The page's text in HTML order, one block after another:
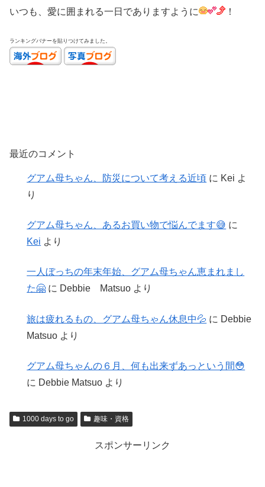
いつも、愛に囲まれる一日でありますように ！
ランキングバナーを貼りつけてみました。
最近のコメント
グアム母ちゃん、防災について考える近頃 に Kei よ
り
グアム母ちゃん、あるお買い物で悩んでます😅 に
Kei より
一人ぼっちの年末年始、グアム母ちゃん恵まれまし
た🤗 に Debbie Matsuo より
旅は疲れるもの、グアム母ちゃん休息中💦 に Debbie
Matsuo より
グアム母ちゃんの６月、何も出来ずあっという間😳
に Debbie Matsuo より
1000 days to go 趣味・資格
スポンサーリンク